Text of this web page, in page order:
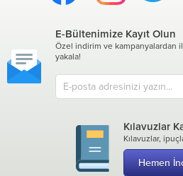
E-Bültenimize Kayıt Olun
Özel indirim ve kampanyalardan
yakala!
Kılavuzlar
Kılavuzlar,
Hemen